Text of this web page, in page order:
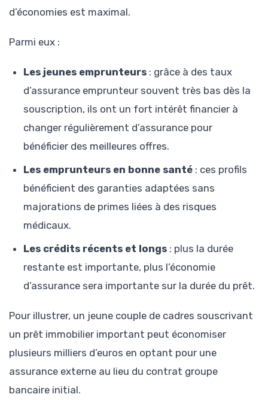
d’économies est maximal.
Parmi eux :
Les jeunes emprunteurs : grâce à des taux
d’assurance emprunteur souvent très bas dès la
souscription, ils ont un fort intérêt financier à
changer régulièrement d’assurance pour
bénéficier des meilleures offres.
Les emprunteurs en bonne santé : ces profils
bénéficient des garanties adaptées sans
majorations de primes liées à des risques
médicaux.
Les crédits récents et longs : plus la durée
restante est importante, plus l’économie
d’assurance sera importante sur la durée du prêt.
Pour illustrer, un jeune couple de cadres souscrivant
un prêt immobilier important peut économiser
plusieurs milliers d’euros en optant pour une
assurance externe au lieu du contrat groupe
bancaire initial.